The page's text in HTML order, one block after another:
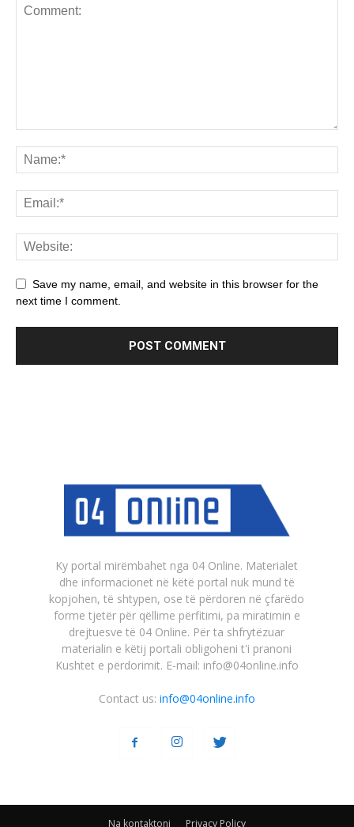
Save my name, email, and website in this browser for the
next time I comment.
Ky portal mirëmbahet nga 04 Online. Materialet
dhe informacionet në këtë portal nuk mund të
kopjohen, të shtypen, ose të përdoren në çfarëdo
forme tjetër për qëllime përfitimi, pa miratimin e
drejtuesve të 04 Online. Për ta shfrytëzuar
materialin e këtij portali obligoheni t'i pranoni
Kushtet e përdorimit. E-mail: info@04online.info
Contact us: info@04online.info
Na kontaktoni Privacy Policy